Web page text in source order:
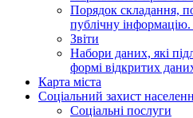
Порядок складання,
публічну
Звіти
Набори даних, які
формі відкритих
Карта міста
Соціальний захист
Соціальні послуги